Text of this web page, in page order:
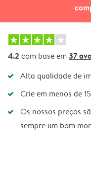
4.2 com base em 37
Alta qualidade de
Crie em menos de
Os nossos preços
sempre um bom